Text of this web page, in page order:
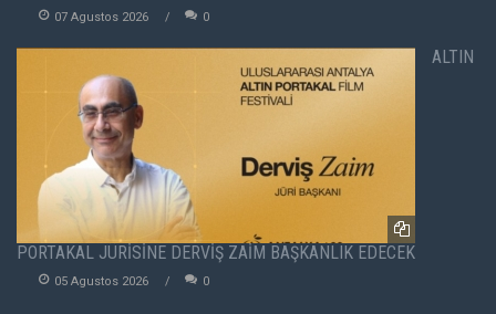
07 Agustos 2026 0
ALTIN
PORTAKAL JÜRİSİNE DERVİŞ ZAİM BAŞKANLIK EDECEK
05 Agustos 2026 0